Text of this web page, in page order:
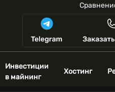
Инвестиции
в майнинг
Хостинг